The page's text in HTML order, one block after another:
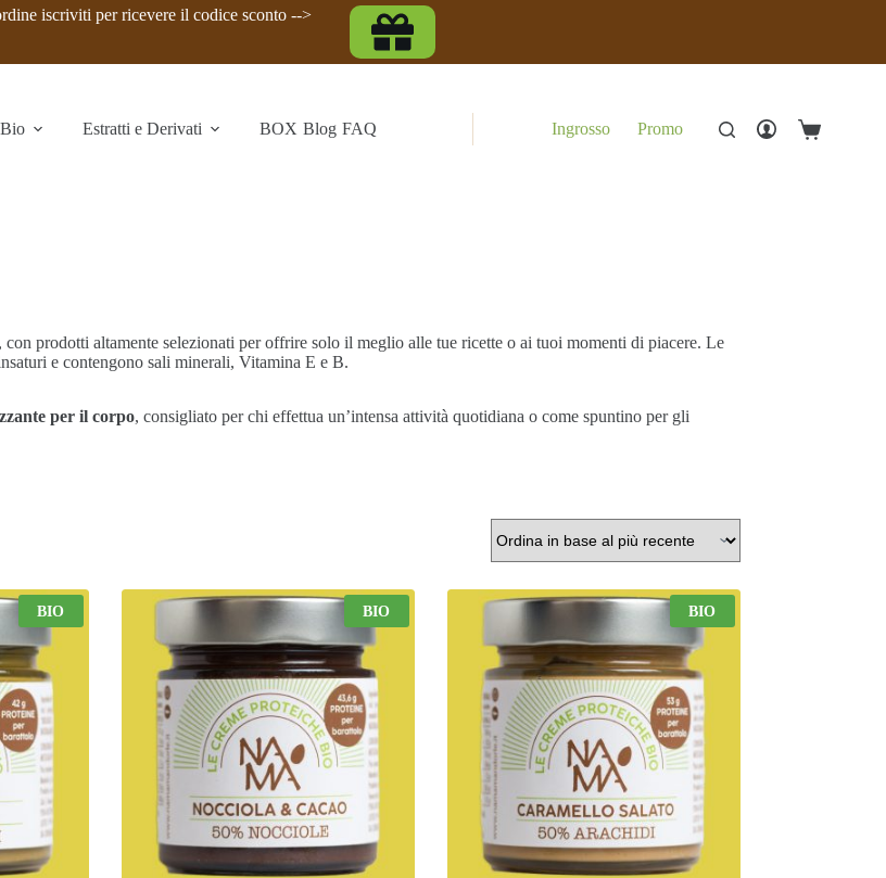
iscriviti per ricevere il codice sconto -->
Estratti e Derivati BOX Blog FAQ Ingrosso Promo Carrello
, con prodotti altamente selezionati per offrire solo il meglio alle tue ricette o ai tuoi momenti di piacere. Le
e contengono sali minerali, Vitamina E e B.
per il corpo, consigliato per chi effettua un’intensa attività quotidiana o come spuntino per gli
BIO BIO BIO